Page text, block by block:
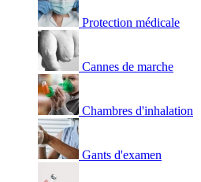
Protection médicale
Cannes de marche
Chambres d'inhalation
Gants d'examen